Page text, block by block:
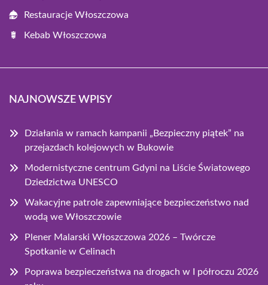
Restauracje Włoszczowa
Kebab Włoszczowa
NAJNOWSZE WPISY
Działania w ramach kampanii „Bezpieczny piątek” na
przejazdach kolejowych w Bukowie
Modernistyczne centrum Gdyni na Liście Światowego
Dziedzictwa UNESCO
Wakacyjne patrole zapewniające bezpieczeństwo nad
wodą we Włoszczowie
Plener Malarski Włoszczowa 2026 – Twórcze
Spotkanie w Celinach
Poprawa bezpieczeństwa na drogach w I półroczu 2026